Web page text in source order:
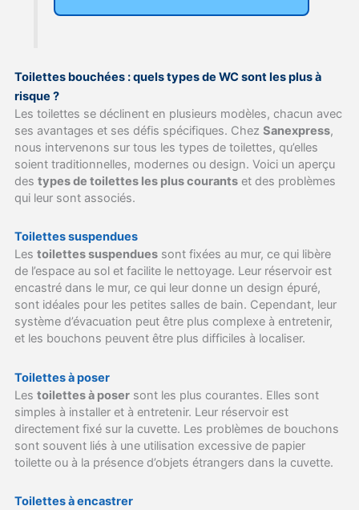
Toilettes bouchées : quels types de WC sont les plus à
risque ?
Les toilettes se déclinent en plusieurs modèles, chacun avec
ses avantages et ses défis spécifiques. Chez Sanexpress,
nous intervenons sur tous les types de toilettes, qu’elles
soient traditionnelles, modernes ou design. Voici un aperçu
des types de toilettes les plus courants et des problèmes
qui leur sont associés.
Toilettes suspendues
Les toilettes suspendues sont fixées au mur, ce qui libère
de l’espace au sol et facilite le nettoyage. Leur réservoir est
encastré dans le mur, ce qui leur donne un design épuré,
sont idéales pour les petites salles de bain. Cependant, leur
système d’évacuation peut être plus complexe à entretenir,
et les bouchons peuvent être plus difficiles à localiser.
Toilettes à poser
Les toilettes à poser sont les plus courantes. Elles sont
simples à installer et à entretenir. Leur réservoir est
directement fixé sur la cuvette. Les problèmes de bouchons
sont souvent liés à une utilisation excessive de papier
toilette ou à la présence d’objets étrangers dans la cuvette.
Toilettes à encastrer